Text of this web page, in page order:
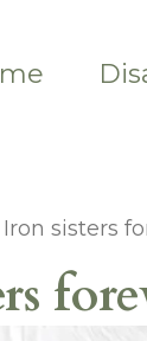
Iron sisters